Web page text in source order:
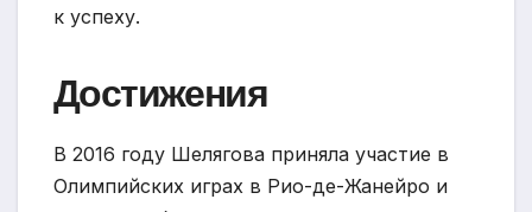
к успеху.
Достижения
В 2016 году Шелягова приняла участие в
Олимпийских играх в Рио-де-Жанейро и